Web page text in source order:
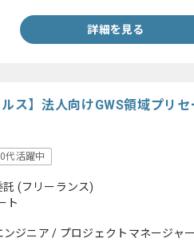
システム構成管理
またはITレジリエンス
詳細を見る
ス】法人向けGWS領域プリ
代活躍中
託 (フリーランス)
ト
ジニア / プロジェクトマネージャ